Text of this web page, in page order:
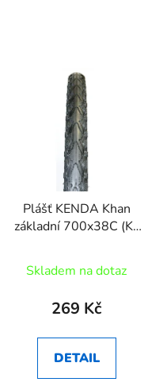
Plášť KENDA Khan
základní 700x38C (K-
černá(28x1 5/8)
Skladem na dotaz
269 Kč
DETAIL